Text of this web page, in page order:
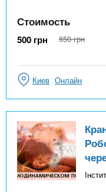
Стоимость
500 грн 650 грн
Киев Онлайн